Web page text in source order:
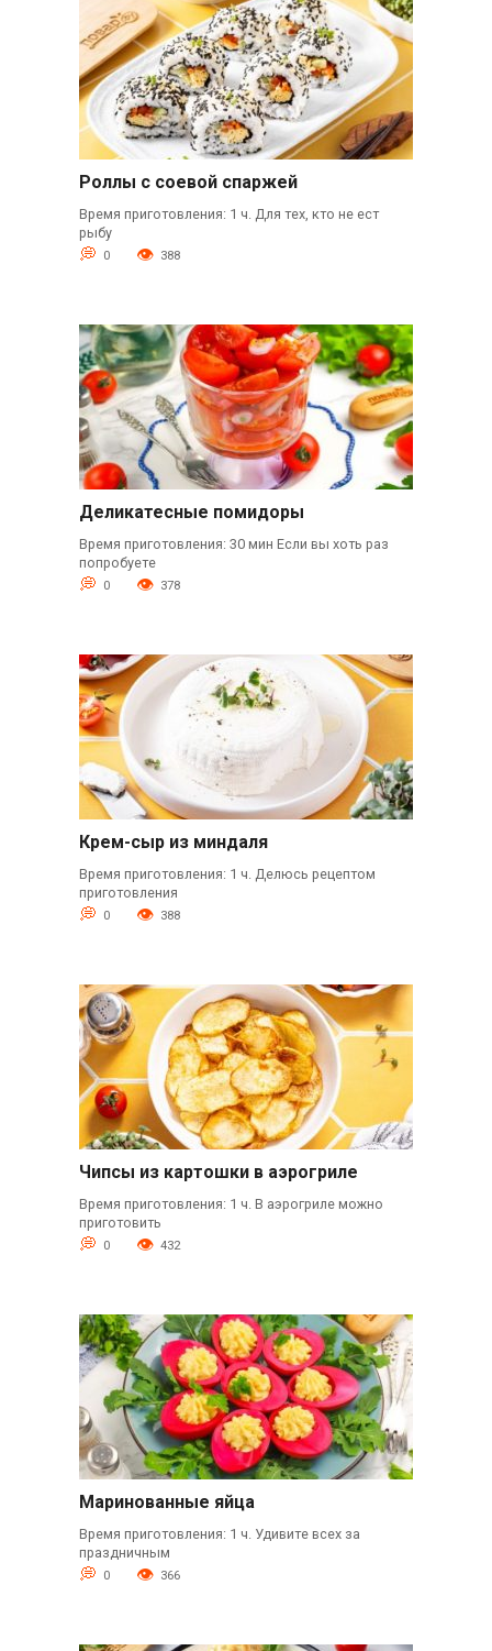
Роллы с соевой спаржей
Время приготовления: 1 ч. Для тех, кто не ест
рыбу
0 388
Деликатесные помидоры
Время приготовления: 30 мин Если вы хоть раз
попробуете
0 378
Крем-сыр из миндаля
Время приготовления: 1 ч. Делюсь рецептом
приготовления
0 388
Чипсы из картошки в аэрогриле
Время приготовления: 1 ч. В аэрогриле можно
приготовить
0 432
Маринованные яйца
Время приготовления: 1 ч. Удивите всех за
праздничным
0 366